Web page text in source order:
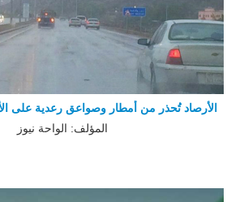
الأرصاد تُحذر من أمطار وصواعق رعدية على
المؤلف: الواحة نيوز